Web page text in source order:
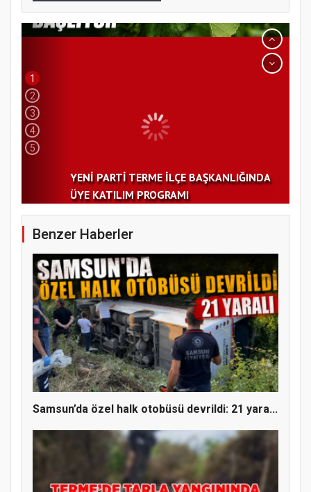
ÜYE KATILIM PROGRAMI
1
2
3
4
5
Benzer Haberler
Samsun’da özel halk otobüsü devrildi: 21 yara...